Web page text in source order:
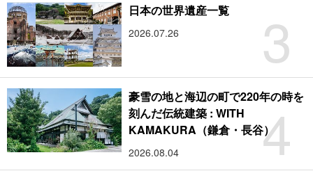
3
日本の世界遺産一覧
2026.07.26
4
豪雪の地と海辺の町で220年の時を
刻んだ伝統建築 : WITH
KAMAKURA（鎌倉・長谷）
2026.08.04